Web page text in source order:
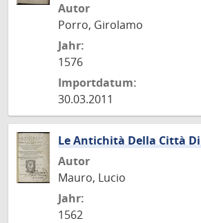
Autor
Porro, Girolamo
Jahr:
1576
Importdatum:
30.03.2011
Le Antichità Della Città
Autor
Mauro, Lucio
Jahr:
1562